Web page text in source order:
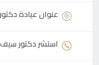
عنوان عيادةدكتور
استشردكتورسيف